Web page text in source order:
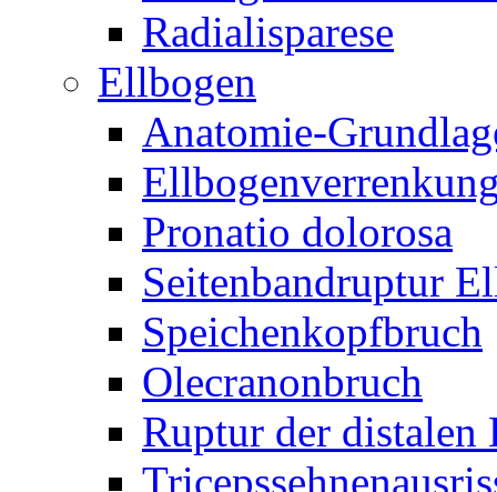
Radialisparese
Ellbogen
Anatomie-
Pronatio dolorosa
Seitenbandruptur
Speichenkopfbruch
Olecranonbruch
Ruptur der distalen